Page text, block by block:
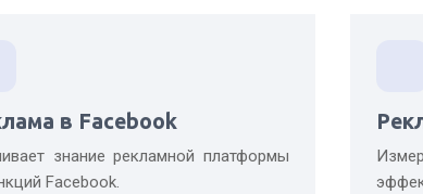
в Facebook
знание рекламной платформы
Facebook.